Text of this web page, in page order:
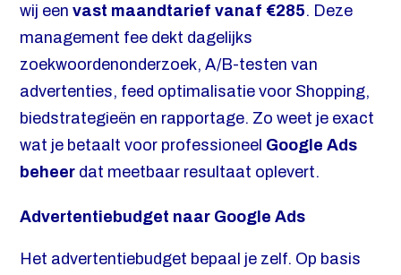
wij eenvast maandtarief vanaf €285. Deze
management fee dekt dagelijks
zoekwoordenonderzoek, A/B-testen van
advertenties, feed optimalisatie voor Shopping,
biedstrategieën en rapportage. Zo weet je exact
wat je betaalt voor professioneel Google Ads
beheer dat meetbaar resultaat oplevert.
Advertentiebudget naar Google Ads
Het advertentiebudget bepaal je zelf. Op basis